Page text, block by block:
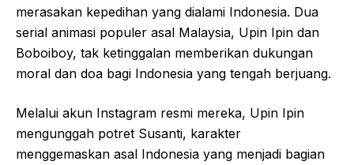
merasakan kepedihan yang dialami Indonesia. Dua
serial animasi populer asal Malaysia, Upin Ipin dan
Boboiboy, tak ketinggalan memberikan dukungan
moral dan doa bagi Indonesia yang tengah berjuang.
Melalui akun Instagram resmi mereka, Upin Ipin
mengunggah potret Susanti, karakter
menggemaskan asal Indonesia yang menjadi bagian